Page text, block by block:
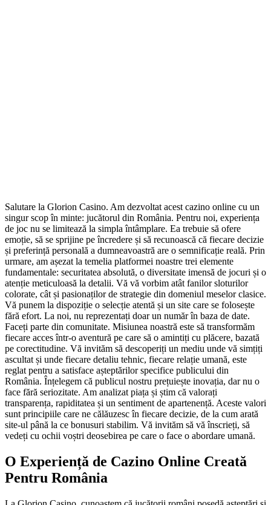
Salutare la Glorion Casino. Am dezvoltat acest cazino online cu un
singur scop în minte: jucătorul din România. Pentru noi, experiența
de joc nu se limitează la simpla întâmplare. Ea trebuie să ofere
emoție, să se sprijine pe încredere și să recunoască că fiecare decizie
și preferință personală a dumneavoastră are o semnificație reală. Prin
urmare, am așezat la temelia platformei noastre trei elemente
fundamentale: securitatea absolută, o diversitate imensă de jocuri și o
atenție meticuloasă la detalii. Vă vă vorbim atât fanilor sloturilor
colorate, cât și pasionaților de strategie din domeniul meselor clasice.
Vă punem la dispoziție o selecție atentă și un site care se folosește
fără efort. La noi, nu reprezentați doar un număr în baza de date.
Faceți parte din comunitate. Misiunea noastră este să transformăm
fiecare acces într-o aventură pe care să o amintiți cu plăcere, bazată
pe corectitudine. Vă invităm să descoperiți un mediu unde vă simțiți
ascultat și unde fiecare detaliu tehnic, fiecare relație umană, este
reglat pentru a satisface așteptărilor specifice publicului din
România. Înțelegem că publicul nostru prețuiește inovația, dar nu o
face fără seriozitate. Am analizat piața și știm că valorați
transparența, rapiditatea și un sentiment de apartenență. Aceste valori
sunt principiile care ne călăuzesc în fiecare decizie, de la cum arată
site-ul până la ce bonusuri stabilim. Vă invităm să vă înscrieți, să
vedeți cu ochii voștri deosebirea pe care o face o abordare umană.
O Experiență de Cazino Online Creată
Pentru România